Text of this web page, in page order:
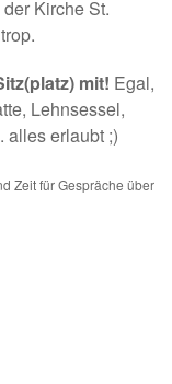
der Kirche St.
mit! Egal,
Lehnsessel,
alles erlaubt ;)
Zeit für Gespräche über